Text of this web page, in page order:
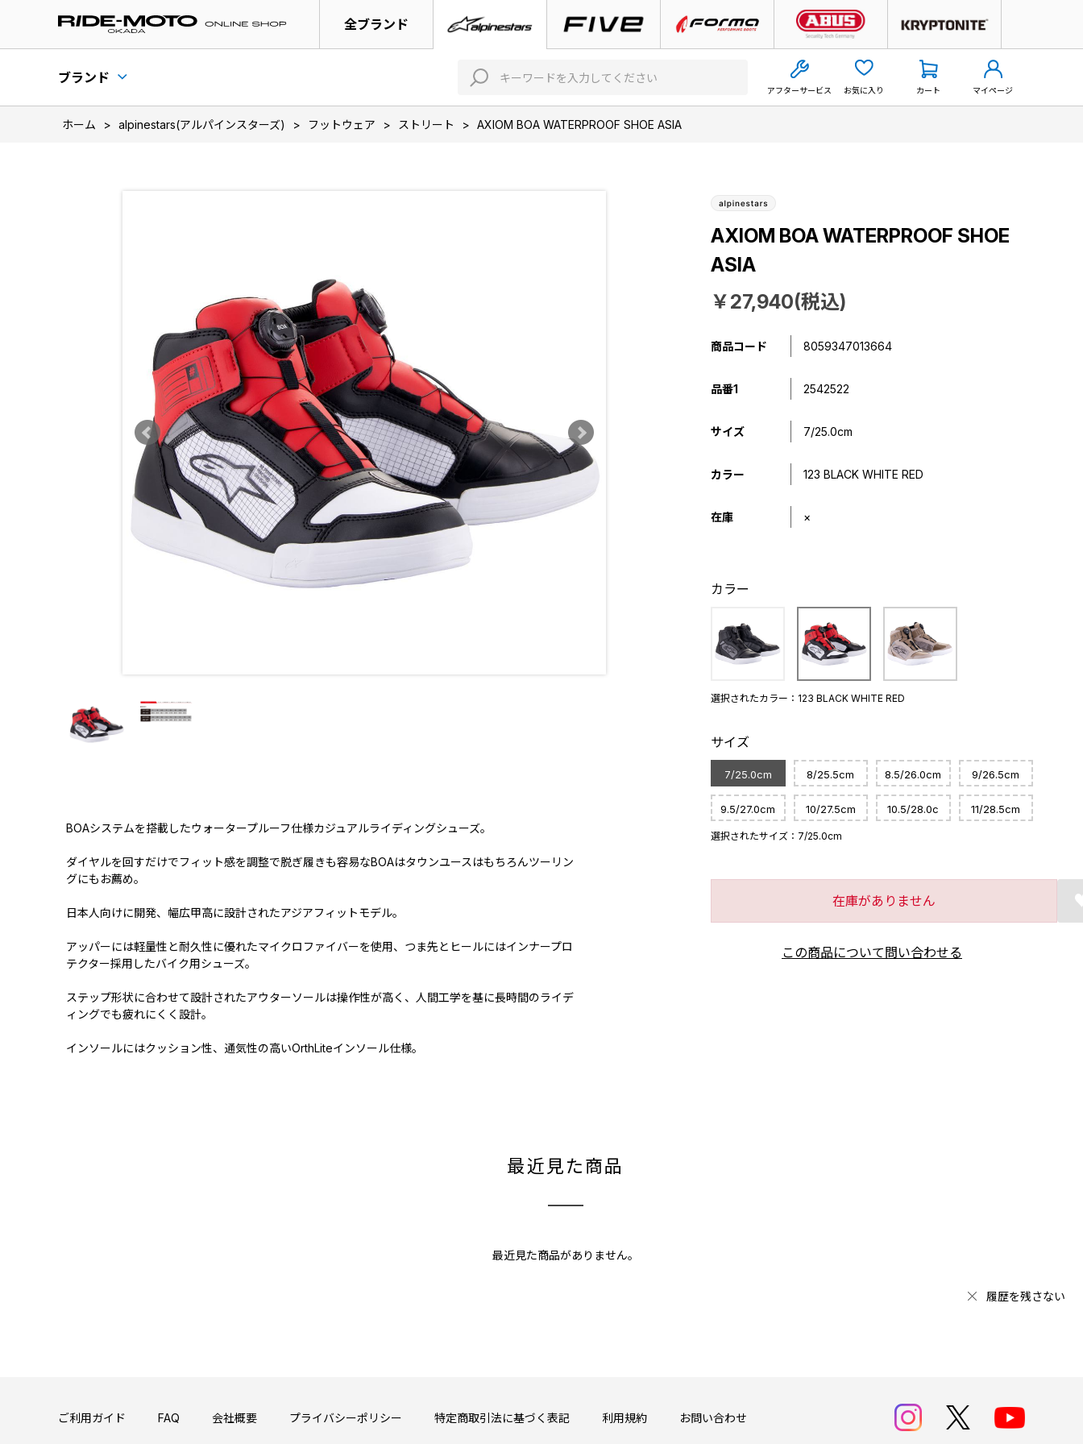
全ブランド
ブランド
アフターサービス お気に入り カート マイページ
ホーム > alpinestars(アルパインスターズ) > フットウェア > ストリート > AXIOM BOA WATERPROOF SHOE ASIA
BOAシステムを搭載したウォータープルーフ仕様カジュアルライディングシューズ。
ダイヤルを回すだけでフィット感を調整で脱ぎ履きも容易なBOAはタウンユースはもちろんツーリン
グにもお薦め。
日本人向けに開発、幅広甲高に設計されたアジアフィットモデル。
アッパーには軽量性と耐久性に優れたマイクロファイバーを使用、つま先とヒールにはインナープロ
テクター採用したバイク用シューズ。
ステップ形状に合わせて設計されたアウターソールは操作性が高く、人間工学を基に長時間のライデ
ィングでも疲れにくく設計。
インソールにはクッション性、通気性の高いOrthLiteインソール仕様。
AXIOM BOA WATERPROOF SHOE
ASIA
￥27,940(税込)
商品コード 8059347013664
品番1 2542522
サイズ 7/25.0cm
カラー 123 BLACK WHITE RED
在庫 ×
カラー
選択されたカラー：123 BLACK WHITE RED
サイズ
7/25.0cm 8/25.5cm 8.5/26.0cm 9/26.5cm
9.5/27.0cm 10/27.5cm
10.5/28.0c
m
11/28.5cm
選択されたサイズ：7/25.0cm
在庫がありません
この商品について問い合わせる
最近見た商品
最近見た商品がありません。
履歴を残さない
ご利用ガイド FAQ 会社概要 プライバシーポリシー 特定商取引法に基づく表記 利用規約 お問い合わせ